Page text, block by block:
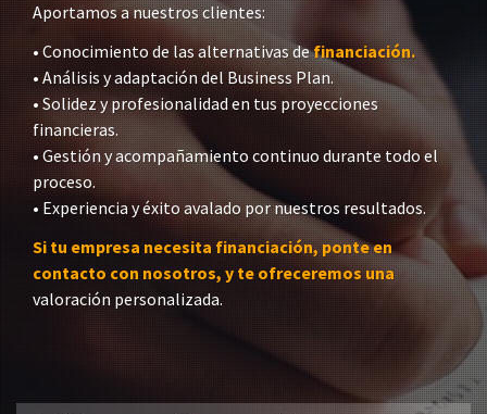
Aportamos a nuestros clientes:
• Conocimiento de las alternativas definanciación.
• Análisis y adaptación del Business Plan.
• Solidez y profesionalidad en tus proyecciones
financieras.
• Gestión y acompañamiento continuo durante todo el
proceso.
• Experiencia y éxito avalado por nuestros resultados.
Si tu empresa necesita financiación, ponte en
contacto con nosotros, y te ofreceremos una
valoración personalizada.